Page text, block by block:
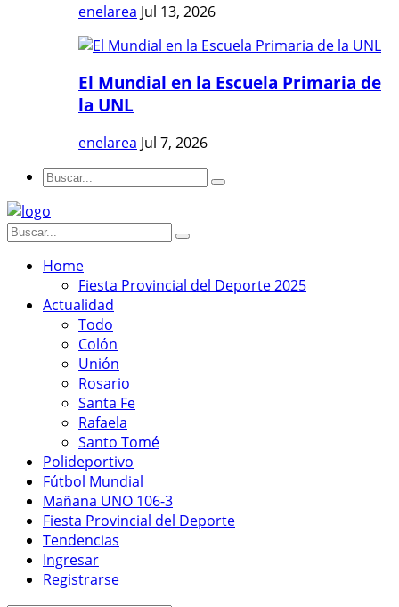
enelarea Jul 13, 2026
El Mundial en la Escuela Primaria de
la UNL
enelarea Jul 7, 2026
Home
Fiesta Provincial del Deporte 2025
Actualidad
Todo
Colón
Unión
Rosario
Santa Fe
Rafaela
Santo Tomé
Polideportivo
Fútbol Mundial
Mañana UNO 106-3
Fiesta Provincial del Deporte
Tendencias
Ingresar
Registrarse